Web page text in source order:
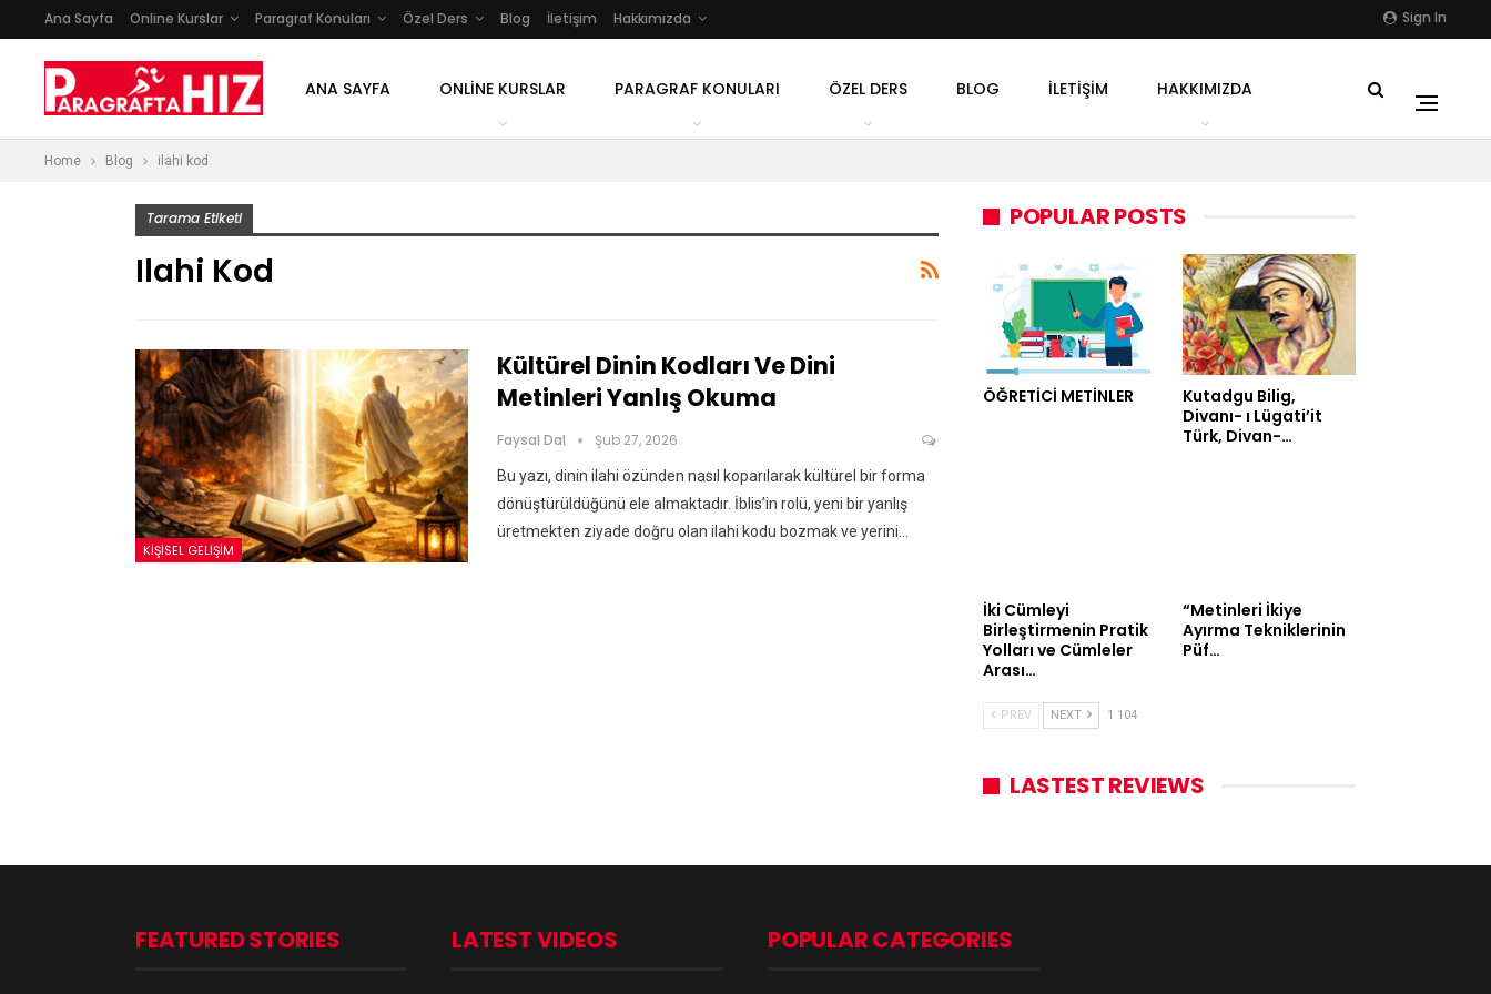
Sign In
Ana Sayfa Online Kurslar Paragraf Konuları Özel Ders Blog İletişim Hakkımızda
ANA SAYFA ONLINE KURSLAR PARAGRAF KONULARI ÖZEL DERS BLOG İLETIŞIM HAKKIMIZDA
Home Blog ilahi kod
Tarama Etiketi
Ilahi Kod
KIŞISEL GELIŞIM
Kültürel Dinin Kodları Ve Dini
Metinleri Yanlış Okuma
Faysal Dal Şub 27, 2026
Bu yazı, dinin ilahi özünden nasıl koparılarak kültürel bir forma
dönüştürüldüğünü ele almaktadır. İblis’in rolü, yeni bir yanlış
üretmekten ziyade doğru olan ilahi kodu bozmak ve yerini…
POPULAR POSTS
ÖĞRETİCİ METİNLER
Kutadgu Bilig,
Divanı- ı Lügati’it
Türk, Divan-…
İki Cümleyi
Birleştirmenin Pratik
Yolları ve Cümleler
Arası…
“Metinleri İkiye
Ayırma Tekniklerinin
Püf…
PREV NEXT 1 104
LASTEST REVIEWS
FEATURED STORIES LATEST VIDEOS POPULAR CATEGORIES